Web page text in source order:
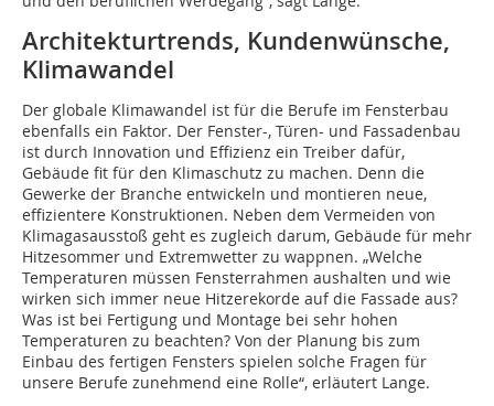
Architekturtrends, Kundenwünsche,
Klimawandel
Der globale Klimawandel ist für die Berufe im Fensterbau
ebenfalls ein Faktor. Der Fenster-, Türen- und Fassadenbau
ist durch Innovation und Effizienz ein Treiber dafür,
Gebäude fit für den Klimaschutz zu machen. Denn die
Gewerke der Branche entwickeln und montieren neue,
effizientere Konstruktionen. Neben dem Vermeiden von
Klimagasausstoß geht es zugleich darum, Gebäude für mehr
Hitzesommer und Extremwetter zu wappnen. „Welche
Temperaturen müssen Fensterrahmen aushalten und wie
wirken sich immer neue Hitzerekorde auf die Fassade aus?
Was ist bei Fertigung und Montage bei sehr hohen
Temperaturen zu beachten? Von der Planung bis zum
Einbau des fertigen Fensters spielen solche Fragen für
unsere Berufe zunehmend eine Rolle“, erläutert Lange.